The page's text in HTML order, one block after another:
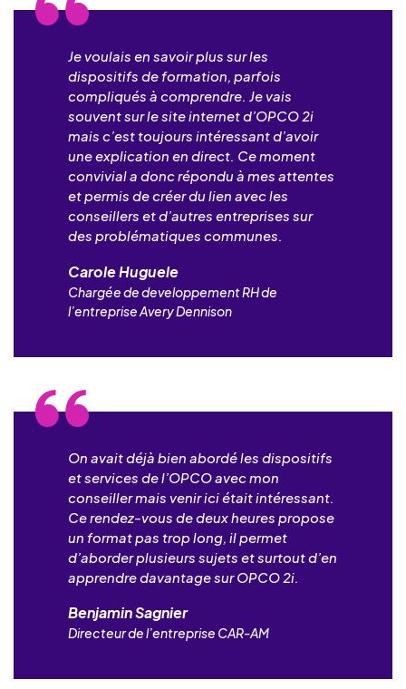
Je voulais en savoir plus sur les
dispositifs de formation, parfois
compliqués à comprendre. Je vais
souvent sur le site internet d’OPCO 2i
mais c’est toujours intéressant d’avoir
une explication en direct. Ce moment
convivial a donc répondu à mes attentes
et permis de créer du lien avec les
conseillers et d’autres entreprises sur
des problématiques communes.
Carole Huguele
Chargée de developpement RH de
l’entreprise Avery Dennison
On avait déjà bien abordé les dispositifs
et services de l’OPCO avec mon
conseiller mais venir ici était intéressant.
Ce rendez-vous de deux heures propose
un format pas trop long, il permet
d’aborder plusieurs sujets et surtout d’en
apprendre davantage sur OPCO 2i.
Benjamin Sagnier
Directeur de l’entreprise CAR-AM